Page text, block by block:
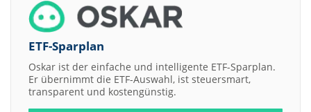
ETF-Sparplan
Oskar ist der einfache und intelligente ETF-Sparplan.
Er übernimmt die ETF-Auswahl, ist steuersmart,
transparent und kostengünstig.